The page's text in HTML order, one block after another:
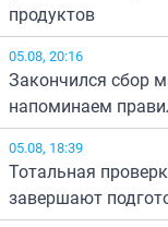
продуктов
05.08, 20:16
Закончился сбор
напоминаем
05.08, 18:39
Тотальная
завершают